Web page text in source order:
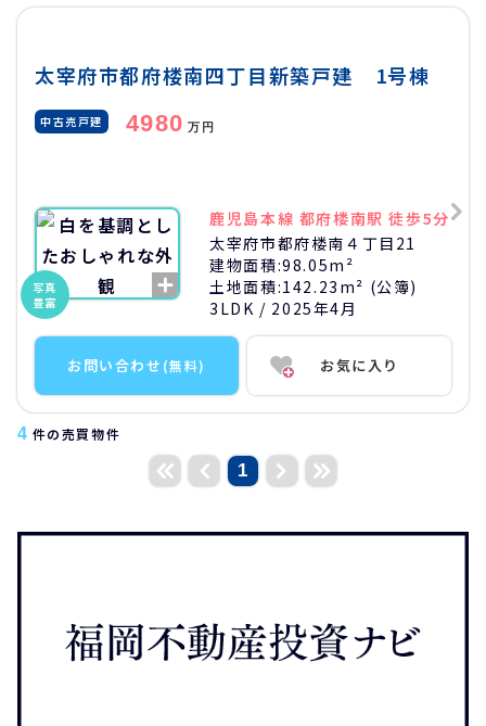
太宰府市都府楼南四丁目新築戸建 1号棟
中古売戸建 4980 万円
写真
豊富
鹿児島本線 都府楼南駅 徒歩5分
太宰府市都府楼南４丁目21
建物面積:98.05m²
土地面積:142.23m² (公簿)
3LDK / 2025年4月
お問い合わせ (無料) お気に入り
4 件の売買物件
1